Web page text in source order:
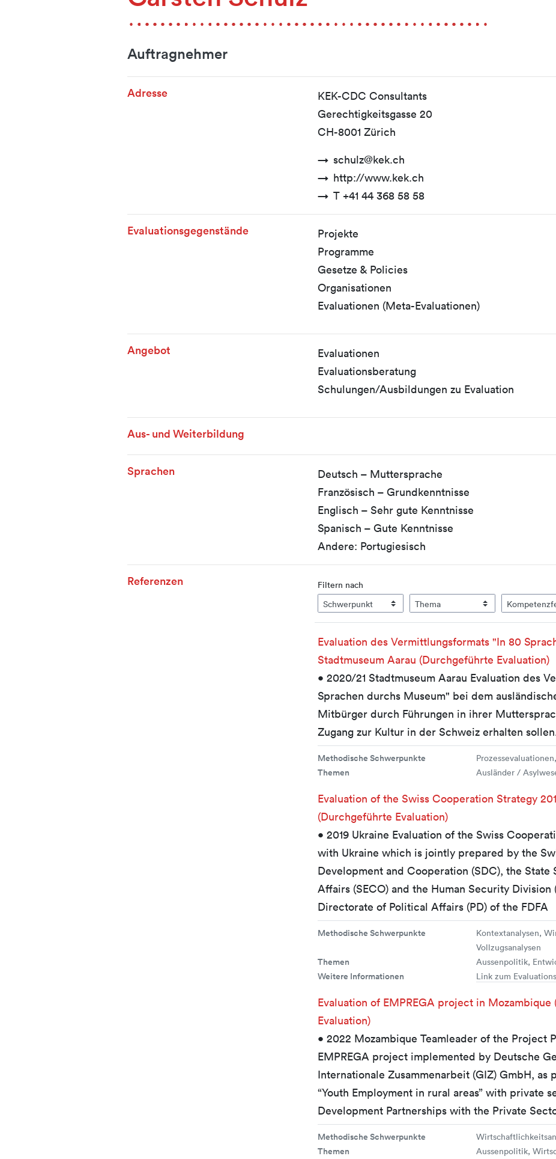
Auftragnehmer
Adresse
KEK-CDC Consultants
Gerechtigkeitsgasse 20
CH-8001 Zürich
schulz@kek.ch
http://www.kek.ch
T +41 44 368 58 58
Evaluationsgegenstände
Projekte
Programme
Gesetze & Policies
Organisationen
Evaluationen (Meta-Evaluationen)
Angebot
Evaluationen
Evaluationsberatung
Schulungen/Ausbildungen zu Evaluation
Aus- und Weiterbildung
Sprachen
Deutsch – Muttersprache
Französisch – Grundkenntnisse
Englisch – Sehr gute Kenntnisse
Spanisch – Gute Kenntnisse
Andere: Portugiesisch
Referenzen Filtern nach
Evaluation des Vermittlungsformats "In 80
Stadtmuseum Aarau (Durchgeführte Evaluation)
• 2020/21 Stadtmuseum Aarau Evaluation des
Sprachen durchs Museum" bei dem
Mitbürger durch Führungen in ihrer
Zugang zur Kultur in der Schweiz erhalten
Methodische Schwerpunkte
Themen Ausländer /
Evaluation of the Swiss Cooperation Strategy
(Durchgeführte Evaluation)
• 2019 Ukraine Evaluation of the Swiss
with Ukraine which is jointly prepared by the
Development and Cooperation (SDC), the
Affairs (SECO) and the Human Security Division
Directorate of Political Affairs (PD) of the FDFA
Methodische Schwerpunkte
Kontextanalysen,
Vollzugsanalysen
Themen Aussenpolitik,
Weitere Informationen Link zum
Evaluation of EMPREGA project in Mozambique
Evaluation)
• 2022 Mozambique Teamleader of the Project
EMPREGA project implemented by Deutsche
Internationale Zusammenarbeit (GIZ) GmbH,
“Youth Employment in rural areas” with private
Development Partnerships with the Private
Methodische Schwerpunkte
Themen
Aussenpolitik,